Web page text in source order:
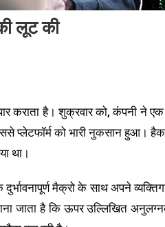
लूट की
कराता है। शुक्रवार को, कंपनी ने
प्लेटफॉर्म को भारी नुकसान हुआ।
था।
मैक्रो के साथ अपने
जाता है कि ऊपर उल्लिखित